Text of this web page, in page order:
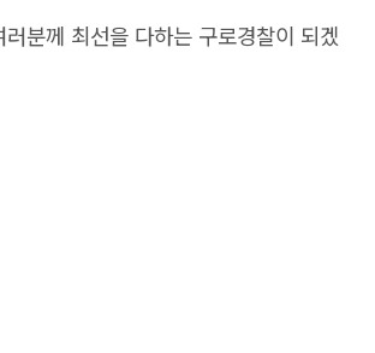
분께 최선을 다하는 구로경찰이 되겠